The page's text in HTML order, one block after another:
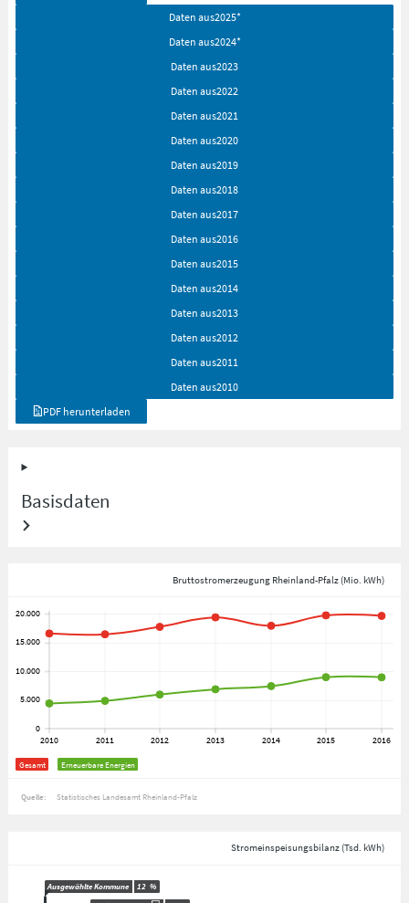
Daten aus2025*
Daten aus2024*
Daten aus2023
Daten aus2022
Daten aus2021
Daten aus2020
Daten aus2019
Daten aus2018
Daten aus2017
Daten aus2016
Daten aus2015
Daten aus2014
Daten aus2013
Daten aus2012
Daten aus2011
Daten aus2010
PDF herunterladen
Basisdaten
Bruttostromerzeugung Rheinland-Pfalz (Mio. kWh)
Gesamt Erneuerbare Energien
Quelle: Statistisches Landesamt Rheinland-Pfalz
Stromeinspeisungsbilanz (Tsd. kWh)
Ausgewählte Kommune 12 %